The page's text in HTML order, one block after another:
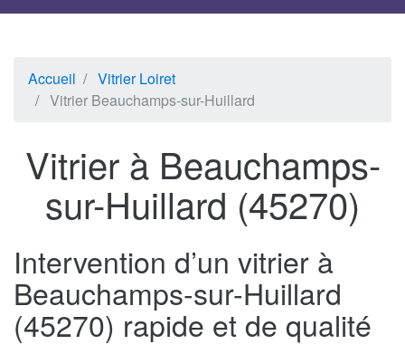
Accueil
Vitrier Loiret
Vitrier Beauchamps-sur-Huillard
Vitrier à Beauchamps-
sur-Huillard (45270)
Intervention d’un vitrier à
Beauchamps-sur-Huillard
(45270) rapide et de qualité